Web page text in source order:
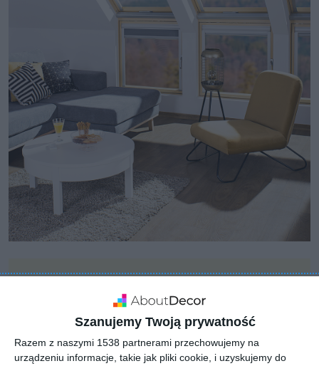
Szanujemy Twoją prywatność
Razem z naszymi 1538 partnerami przechowujemy na
urządzeniu informacje, takie jak pliki cookie, i uzyskujemy do